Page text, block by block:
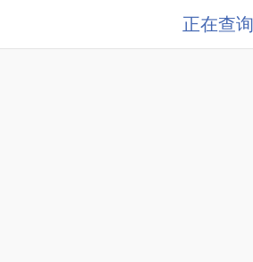
正在查